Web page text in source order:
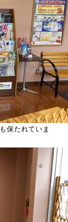
保たれていま